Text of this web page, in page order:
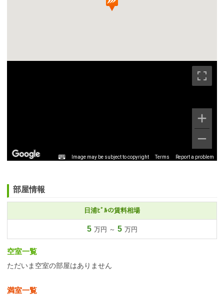
Image may be subject to copyright Terms Report a problem
部屋情報
日浦ﾋﾞﾙの賃料相場
5 万円 ～ 5 万円
空室一覧
ただいま空室の部屋はありません
満室一覧